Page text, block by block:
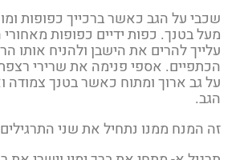
שכבי על הגב כאשר ברכייך כפופות
מעל בטנך. כפות ידיים כפופות
עלייך להרים את הישבן ולהניח אותו
הכתפיים. אספי פנימה את שרירי
על גב ארוך ומתוח כאשר בטנך צמודה
הגב.
זה המנח ממנו נתחיל את שני